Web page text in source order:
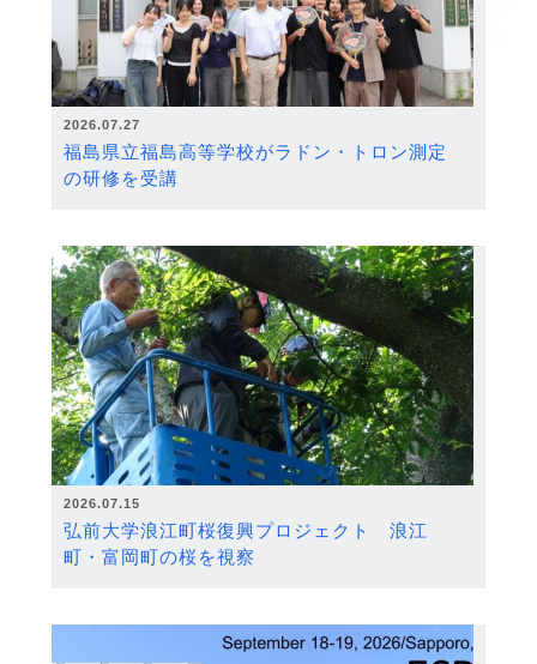
2026.07.27
福島県立福島高等学校がラドン・トロン測定
の研修を受講
2026.07.15
弘前大学浪江町桜復興プロジェクト 浪江
町・富岡町の桜を視察